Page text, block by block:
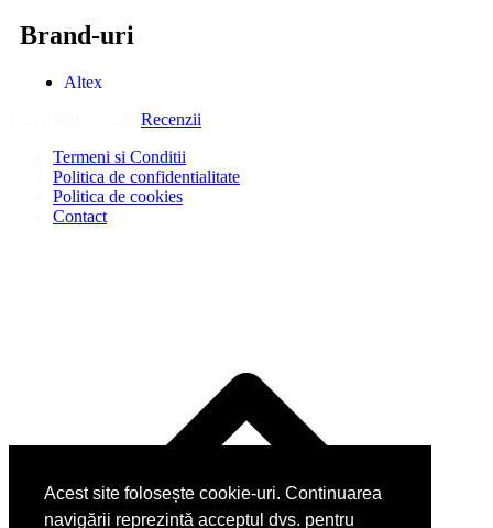
Acest site folosește cookie-uri. Continuarea
navigării reprezintă acceptul dvs. pentru
Brand-uri
Altex
Recenzii
Termeni si Conditii
Politica de confidentialitate
Politica de cookies
Contact